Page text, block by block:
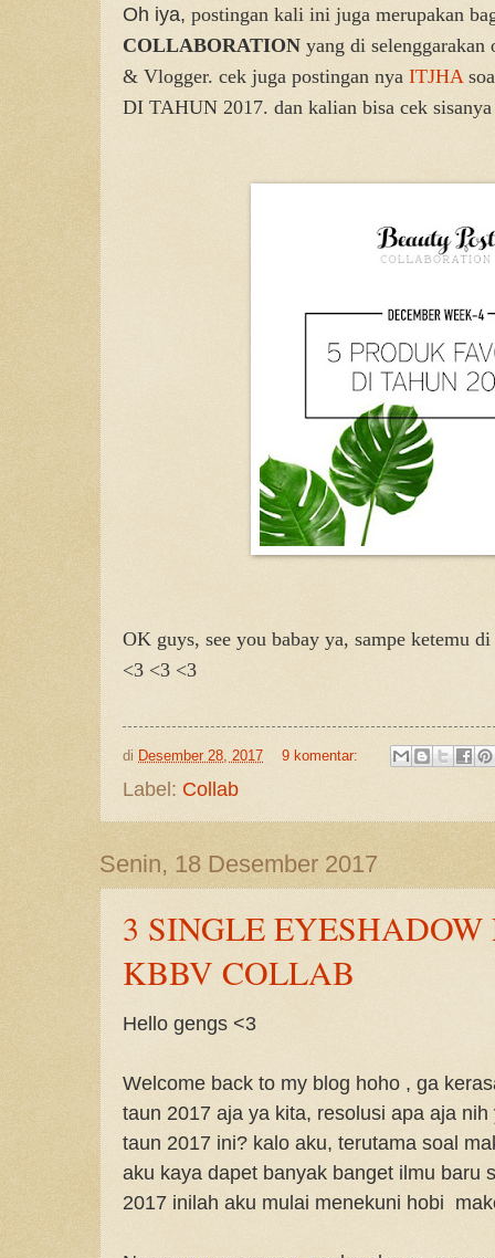
Oh iya, postingan kali ini juga merupakan
COLLABORATION yang di
& Vlogger. cek juga postingan nya ITJHA
DI TAHUN 2017. dan kalian bisa cek
OK guys, see you babay ya, sampe ketemu
<3 <3 <3
di Desember 28, 2017 9 komentar:
Label: Collab
Senin, 18 Desember 2017
3 SINGLE EYESHADOW
KBBV COLLAB
Hello gengs <3
Welcome back to my blog hoho , ga
taun 2017 aja ya kita, resolusi apa aja
taun 2017 ini? kalo aku, terutama soal
aku kaya dapet banyak banget ilmu baru
2017 inilah aku mulai menekuni hobi